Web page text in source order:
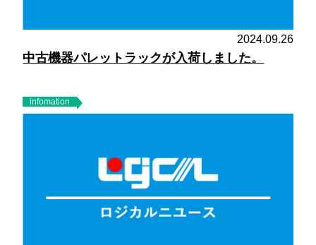
2024.09.26
中古機器パレットラックが入荷しました。
infomation